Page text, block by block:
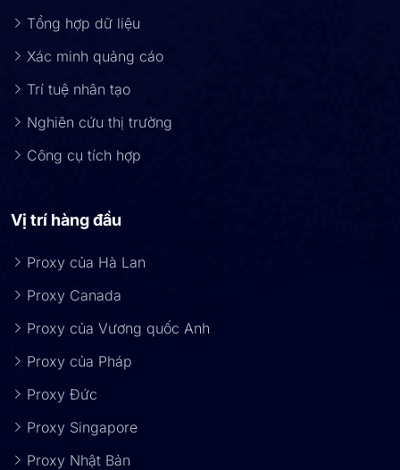
Tổng hợp dữ liệu
Xác minh quảng cáo
Trí tuệ nhân tạo
Nghiên cứu thị trường
Công cụ tích hợp
Vị trí hàng đầu
Proxy của Hà Lan
Proxy Canada
Proxy của Vương quốc Anh
Proxy của Pháp
Proxy Đức
Proxy Singapore
Proxy Nhật Bản